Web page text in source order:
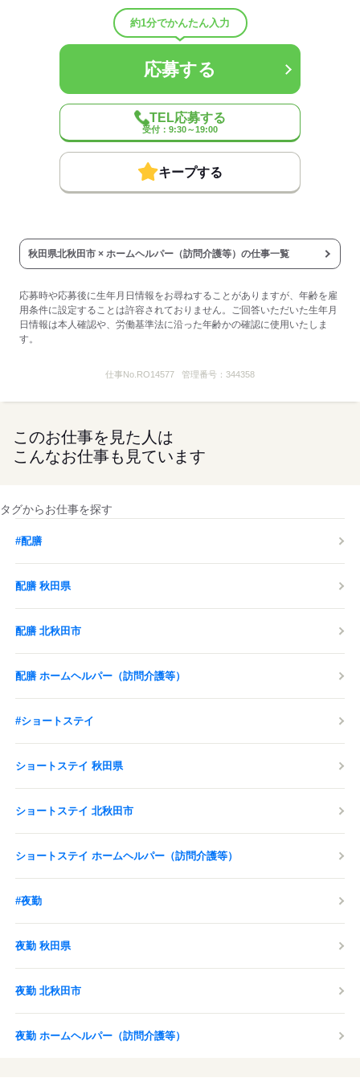
◆車通勤可（無料駐車場あり）
◆給与前払い制度あり（稼働分・規定あり）
◆定年制度あり：60歳（60歳以降については1年ごとの契約更新によ
◆給与前払い制度
実際に勤務した分の給与を、給料日前に受け取ることができる制度
※未勤務分の給与を受け取る前借り制度ではありません。
※入社翌月の第5営業日より利用可能です。
※利用条件の詳細は社内規定によります。
試用期間：有（3ヶ月）
※雇用形態・給与は同条件
し
時間外労働：採用までに明示
約1分でかんたん入力
応募する
TEL応募する
受付：9:30～19:00
キープする
秋田県北秋田市 × ホームヘルパー（訪問介護等）の仕事一覧
応募時や応募後に生年月日情報をお尋ねすることがありますが、年齢を雇
用条件に設定することは許容されておりません。ご回答いただいた生年月
日情報は本人確認や、労働基準法に沿った年齢かの確認に使用いたしま
す。
仕事No. RO14577 管理番号：344358
このお仕事を見た人は
こんなお仕事も見ています
タグからお仕事を探す
#配膳
配膳 秋田県
配膳 北秋田市
配膳 ホームヘルパー（訪問介護等）
#ショートステイ
ショートステイ 秋田県
ショートステイ 北秋田市
ショートステイ ホームヘルパー（訪問介護等）
#夜勤
夜勤 秋田県
夜勤 北秋田市
夜勤 ホームヘルパー（訪問介護等）